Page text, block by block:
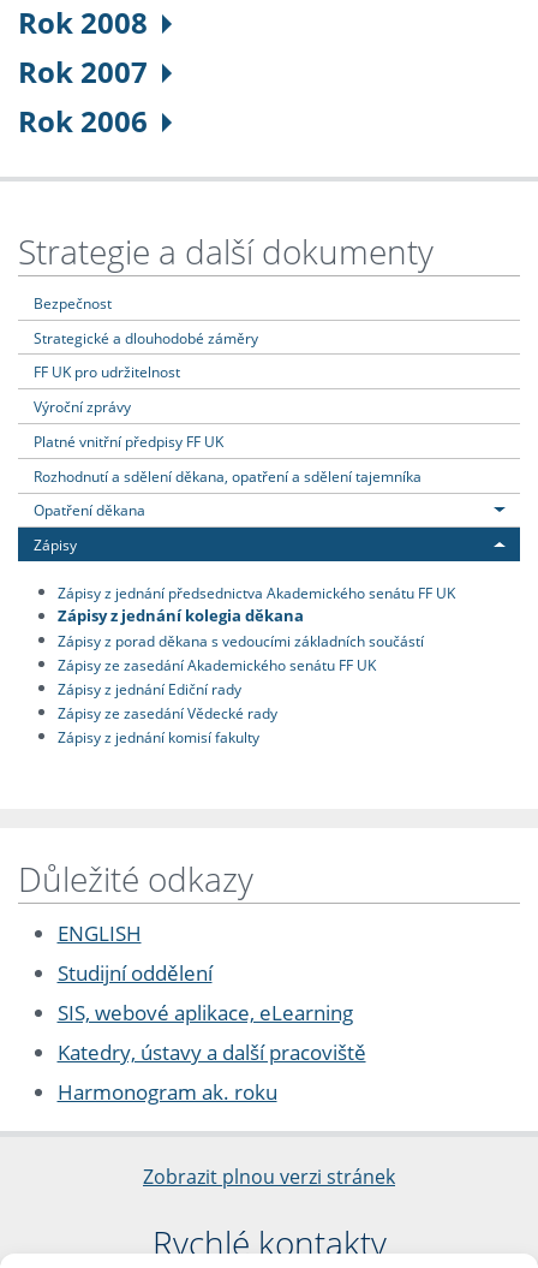
Rok 2008
Rok 2007
Rok 2006
Strategie a další dokumenty
Bezpečnost
Strategické a dlouhodobé záměry
FF UK pro udržitelnost
Výroční zprávy
Platné vnitřní předpisy FF UK
Rozhodnutí a sdělení děkana, opatření a sdělení tajemníka
Opatření děkana
Zápisy
Zápisy z jednání předsednictva Akademického senátu FF UK
Zápisy z jednání kolegia děkana
Zápisy z porad děkana s vedoucími základních součástí
Zápisy ze zasedání Akademického senátu FF UK
Zápisy z jednání Ediční rady
Zápisy ze zasedání Vědecké rady
Zápisy z jednání komisí fakulty
Důležité odkazy
ENGLISH
Studijní oddělení
SIS, webové aplikace, eLearning
Katedry, ústavy a další pracoviště
Harmonogram ak. roku
Zobrazit plnou verzi stránek
Rychlé kontakty